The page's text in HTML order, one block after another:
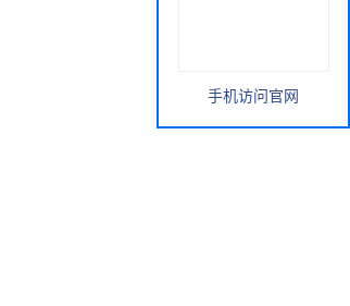
手机访问官网